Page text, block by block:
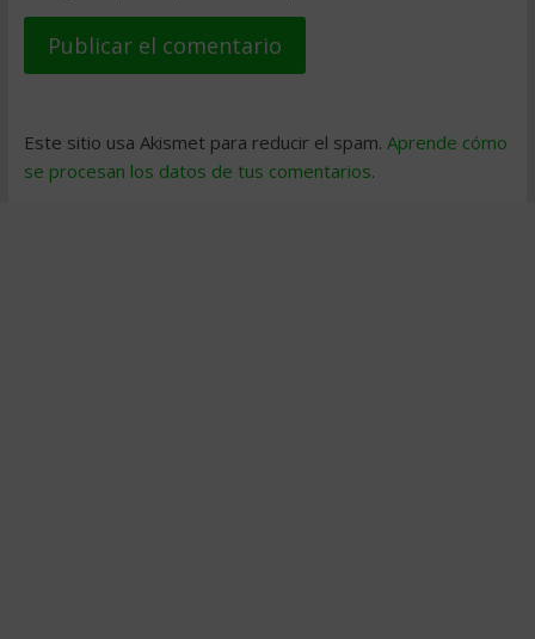
Este sitio usa Akismet para reducir el spam. Aprende cómo
se procesan los datos de tus comentarios.